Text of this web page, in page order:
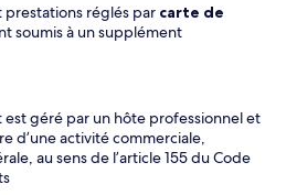
prestations réglés par carte de
soumis à un supplément
géré par un hôte professionnel et
d’une activité commerciale,
au sens de l’article 155 du Code